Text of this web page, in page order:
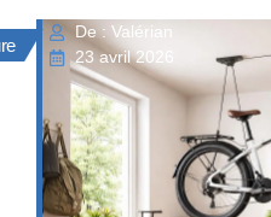
De : Valérian
23 avril 2026